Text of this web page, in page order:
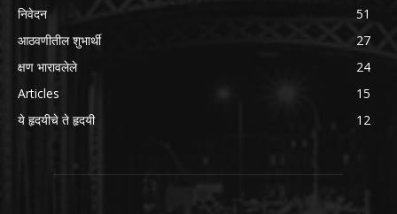
निवेदन
51
आठवणीतील शुभार्थी
27
क्षण भारावलेले
24
Articles
15
ये हृदयीचे ते हृदयी
12